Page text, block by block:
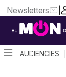
|
Newsletters
AUDIÈNCIES